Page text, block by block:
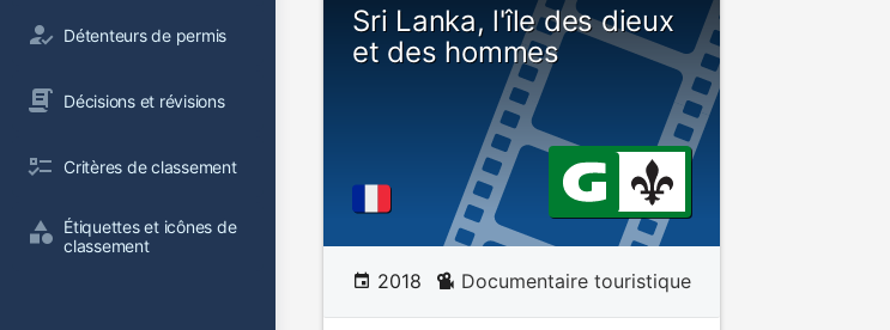
Détenteurs de permis
Décisions et révisions
Critères de classement
Étiquettes et icônes de
classement
Sri Lanka, l'île des dieux
et des hommes
2018 Documentaire touristique